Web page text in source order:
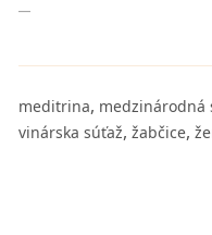
—
meditrina, medzinárodná
vinárska súťaž, žabčice,